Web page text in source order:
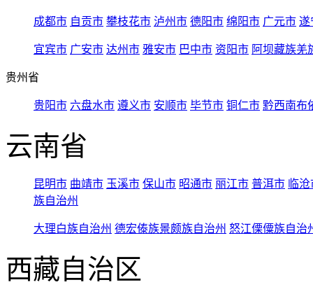
成都市 自贡市 攀枝花市 泸州市 德阳市 绵阳市 广元市 遂
宜宾市 广安市 达州市 雅安市 巴中市 资阳市 阿坝藏族羌
贵州省
贵阳市 六盘水市 遵义市 安顺市 毕节市 铜仁市 黔西南布
云南省
昆明市 曲靖市 玉溪市 保山市 昭通市 丽江市 普洱市 临
族自治州
大理白族自治州 德宏傣族景颇族自治州 怒江傈僳族自治
西藏自治区